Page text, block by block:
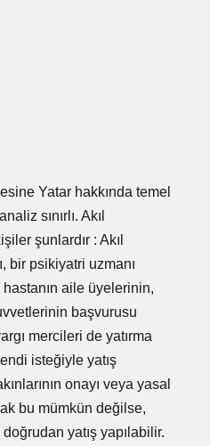
Yatar hakkında temel
sınırlı. Akıl
şunlardır : Akıl
bir psikiyatri uzmanı
aile üyelerinin,
başvurusu
mercileri de yatırma
isteğiyle yatış
onayı veya yasal
bu mümkün değilse,
yatış yapılabilir.